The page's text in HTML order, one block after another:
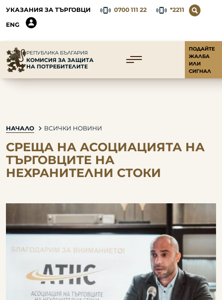
УКАЗАНИЯ ЗА ТЪРГОВЦИ 0700 111 22
*2211
ENG
РЕПУБЛИКА БЪЛГАРИЯ
КОМИСИЯ ЗА ЗАЩИТА
НА ПОТРЕБИТЕЛИТЕ
ПОДАЙТЕ
ЖАЛБА
ИЛИ
СИГНАЛ
НАЧАЛО ВСИЧКИ НОВИНИ
СРЕЩА НА АСОЦИАЦИЯТА НА
ТЪРГОВЦИТЕ НА
НЕХРАНИТЕЛНИ СТОКИ